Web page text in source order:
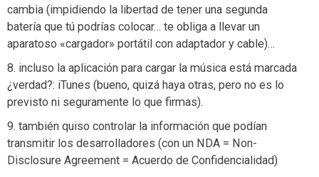
cambia (impidiendo la libertad de tener una segunda
batería que tú podrías colocar… te obliga a llevar un
aparatoso «cargador» portátil con adaptador y cable)…
8. incluso la aplicación para cargar la música está marcada
¿verdad?: iTunes (bueno, quizá haya otras, pero no es lo
previsto ni seguramente lo que firmas).
9. también quiso controlar la información que podían
transmitir los desarrolladores (con un NDA = Non-
Disclosure Agreement = Acuerdo de Confidencialidad)